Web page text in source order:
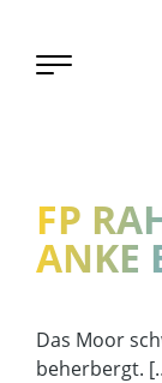
FP
ANKE
Das Moor
beherbergt.